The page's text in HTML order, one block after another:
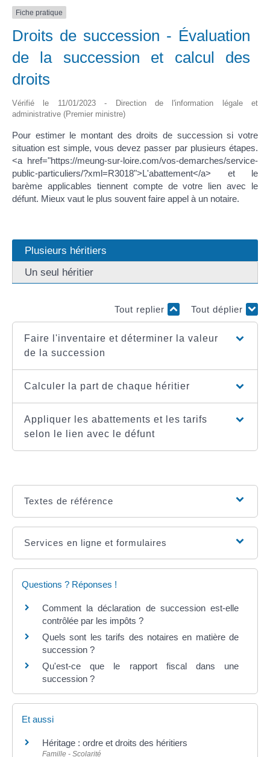
Fiche pratique
Droits de succession - Évaluation
de la succession et calcul des
droits
Vérifié le 11/01/2023 - Direction de l'information légale et
administrative (Premier ministre)
Pour estimer le montant des droits de succession si votre
situation est simple, vous devez passer par plusieurs étapes.
<a href="https://meung-sur-loire.com/vos-demarches/service-
public-particuliers/?xml=R3018">L'abattement</a> et le
barème applicables tiennent compte de votre lien avec le
défunt. Mieux vaut le plus souvent faire appel à un notaire.
Plusieurs héritiers
Un seul héritier
Tout replier Tout déplier
Faire l'inventaire et déterminer la valeur
de la succession
Calculer la part de chaque héritier
Appliquer les abattements et les tarifs
selon le lien avec le défunt
Textes de référence
Services en ligne et formulaires
Questions ? Réponses !
Comment la déclaration de succession est-elle
contrôlée par les impôts ?
Quels sont les tarifs des notaires en matière de
succession ?
Qu'est-ce que le rapport fiscal dans une
succession ?
Et aussi
Héritage : ordre et droits des héritiers
Famille - Scolarité